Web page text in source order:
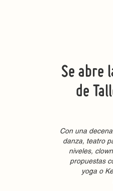
Se abre
de
Con una
danza, teatro
niveles,
propuestas
yoga o